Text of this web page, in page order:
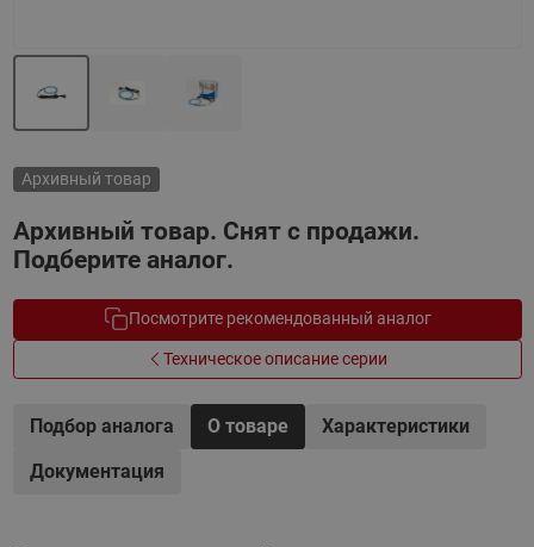
Архивный товар
Архивный товар. Снят с продажи.
Подберите аналог.
Посмотрите рекомендованный аналог
Техническое описание серии
Подбор аналога О товаре
Характеристики
Документация